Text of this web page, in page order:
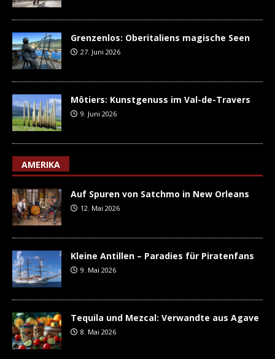
Grenzenlos: Oberitaliens magische Seen
27. Juni 2026
Môtiers: Kunstgenuss im Val-de-Travers
9. Juni 2026
AMERIKA
Auf Spuren von Satchmo in New Orleans
12. Mai 2026
Kleine Antillen – Paradies für Piratenfans
9. Mai 2026
Tequila und Mezcal: Verwandte aus Agave
8. Mai 2026